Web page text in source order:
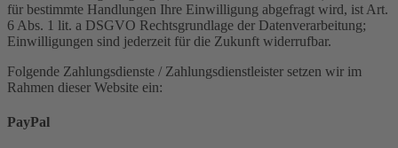
für bestimmte Handlungen Ihre Einwilligung abgefragt wird, ist Art.
6 Abs. 1 lit. a DSGVO Rechtsgrundlage der Datenverarbeitung;
Einwilligungen sind jederzeit für die Zukunft widerrufbar.
Folgende Zahlungsdienste / Zahlungsdienstleister setzen wir im
Rahmen dieser Website ein:
PayPal